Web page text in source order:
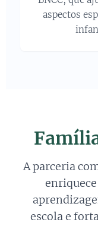
aspectos
A parceria
escola e